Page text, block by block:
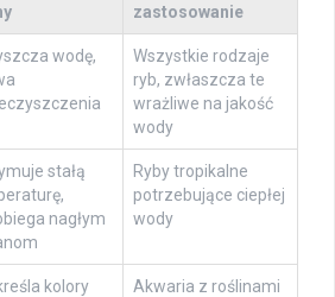
zastosowanie
wodę,
Wszystkie rodzaje
ryb, zwłaszcza te
wrażliwe na jakość
wody
stałą
nagłym
Ryby tropikalne
potrzebujące ciepłej
wody
kolory
Akwaria z roślinami